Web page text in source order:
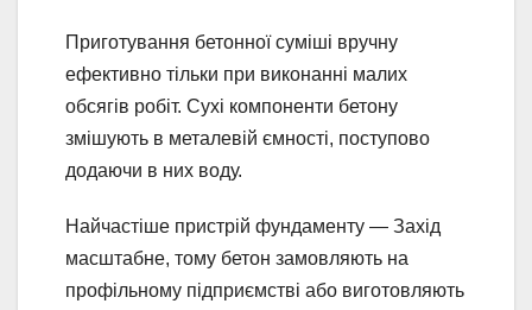
Приготування бетонної суміші вручну
ефективно тільки при виконанні малих
обсягів робіт. Сухі компоненти бетону
змішують в металевій ємності, поступово
додаючи в них воду.
Найчастіше пристрій фундаменту — Захід
масштабне, тому бетон замовляють на
профільному підприємстві або виготовляють